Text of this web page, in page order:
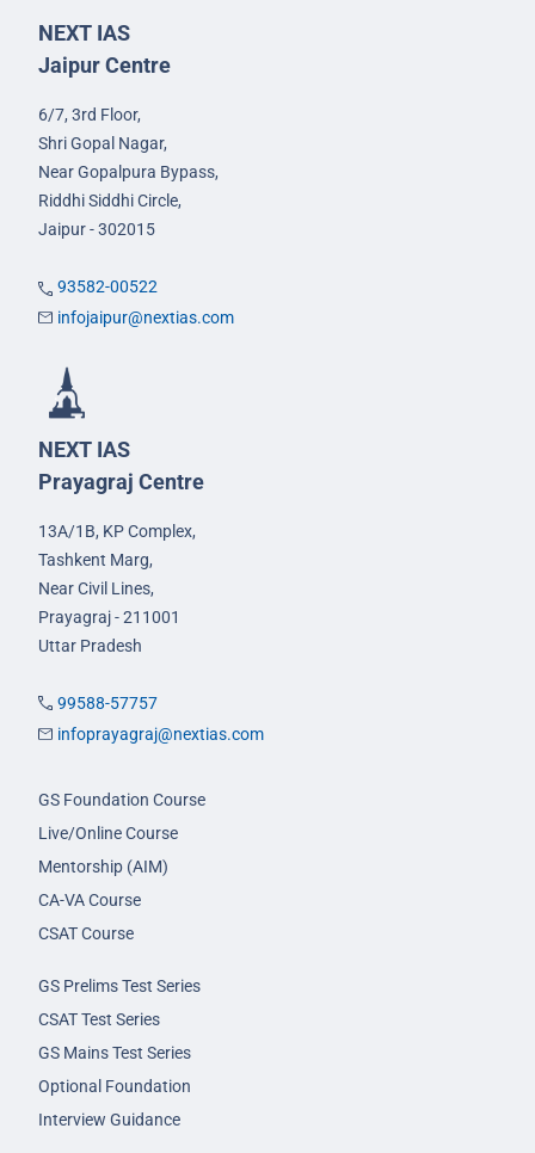
NEXT IAS
Jaipur Centre
6/7, 3rd Floor,
Shri Gopal Nagar,
Near Gopalpura Bypass,
Riddhi Siddhi Circle,
Jaipur - 302015
93582-00522
infojaipur@nextias.com
NEXT IAS
Prayagraj Centre
13A/1B, KP Complex,
Tashkent Marg,
Near Civil Lines,
Prayagraj - 211001
Uttar Pradesh
99588-57757
infoprayagraj@nextias.com
GS Foundation Course
Live/Online Course
Mentorship (AIM)
CA-VA Course
CSAT Course
GS Prelims Test Series
CSAT Test Series
GS Mains Test Series
Optional Foundation
Interview Guidance